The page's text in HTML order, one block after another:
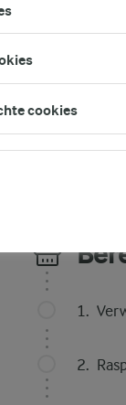
cookies